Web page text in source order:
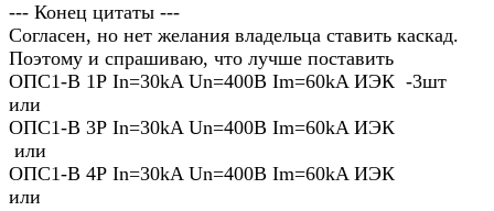
--- Конец цитаты ---
Согласен, но нет желания владельца ставить каскад.
Поэтому и спрашиваю, что лучше поставить
ОПС1-B 1Р In=30kA Un=400B Im=60kA ИЭК -3шт
или
ОПС1-B 3Р In=30kA Un=400B Im=60kA ИЭК
или
ОПС1-B 4Р In=30kA Un=400B Im=60kA ИЭК
или